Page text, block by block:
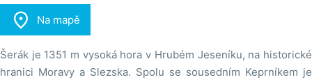
 Na mapě
Šerák je 1351 m vysoká hora v Hrubém Jeseníku, na historické
hranici Moravy a Slezska. Spolu se sousedním Keprníkem je